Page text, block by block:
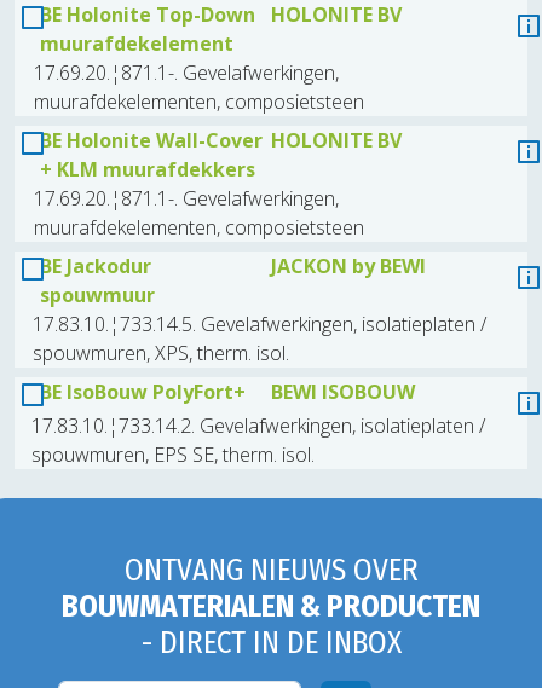
BE Holonite Top-Down
muurafdekelement
HOLONITE BV
17.69.20.¦871.1-. Gevelafwerkingen,
muurafdekelementen, composietsteen
BE Holonite Wall-Cover
+ KLM muurafdekkers
HOLONITE BV
17.69.20.¦871.1-. Gevelafwerkingen,
muurafdekelementen, composietsteen
BE Jackodur
spouwmuur
JACKON by BEWI
17.83.10.¦733.14.5. Gevelafwerkingen, isolatieplaten /
spouwmuren, XPS, therm. isol.
BE IsoBouw PolyFort+
BEWI ISOBOUW
17.83.10.¦733.14.2. Gevelafwerkingen, isolatieplaten /
spouwmuren, EPS SE, therm. isol.
ONTVANG NIEUWS OVER
BOUWMATERIALEN & PRODUCTEN
- DIRECT IN DE INBOX